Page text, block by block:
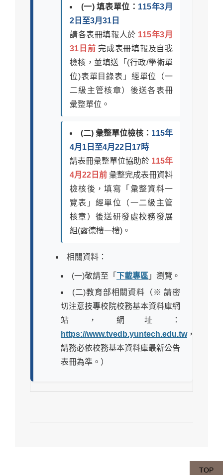
(一) 填表單位： 115年3月
2日至3月31日
請各表冊填報人於 115年3月
31日前 完成表冊填報及自我
檢核，並填送「(行政/學術單
位)表單目錄表」經單位（一
二級主管核章）後送各表冊
彙整單位。
(二) 彙整單位檢核： 115年
4月1日至4月22日17時
請表冊彙整單位協助於 115年
4月22日前 彙整完成表冊資料
檢核後，填寫「彙整資料一
覽表」經單位（一二級主管
核章）後送研發處校務發展
組(露德樓一樓)。
相關資料：
(一)敬請至「 下載專區 」瀏覽。
(二)教育部相關資料（※ 請密
切注意技專校院校務基本資料庫網
站，網址：
https://www.tvedb.yuntech.edu.tw，
請務必依校務基本資料庫最新公告
表冊為準。）
TOP